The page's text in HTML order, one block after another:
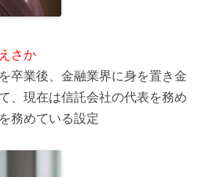
さか
卒業後、金融業界に身を置き金
、現在は信託会社の代表を務め
務めている設定